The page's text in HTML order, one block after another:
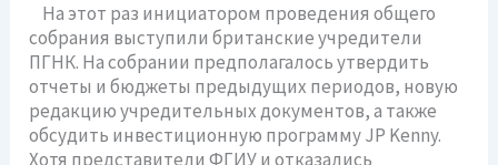
На этот раз инициатором проведения общего
собрания выступили британские учредители
ПГНК. На собрании предполагалось утвердить
отчеты и бюджеты предыдущих периодов, новую
редакцию учредительных документов, а также
обсудить инвестиционную программу JP Kenny.
Хотя представители ФГИУ и отказались